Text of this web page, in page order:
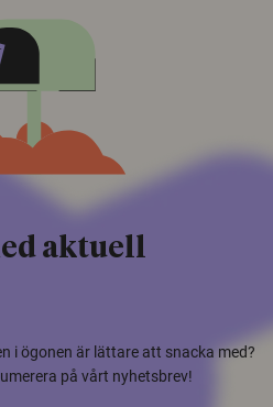
aktuell
i ögonen är lättare att snacka med?
på vårt nyhetsbrev!